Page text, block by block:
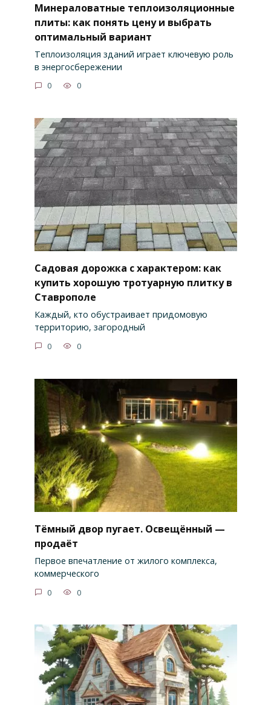
Минераловатные теплоизоляционные
плиты: как понять цену и выбрать
оптимальный вариант
Теплоизоляция зданий играет ключевую роль
в энергосбережении
0 0
Садовая дорожка с характером: как
купить хорошую тротуарную плитку в
Ставрополе
Каждый, кто обустраивает придомовую
территорию, загородный
0 0
Тёмный двор пугает. Освещённый —
продаёт
Первое впечатление от жилого комплекса,
коммерческого
0 0